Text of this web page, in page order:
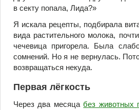
в секту попала, Лида?»
Я искала рецепты, подбирала
вида растительного молока,
чечевица пригорела. Была
сомнений. Но я не вернулась.
возвращаться некуда.
Первая лёгкость
Через два месяцабез животных